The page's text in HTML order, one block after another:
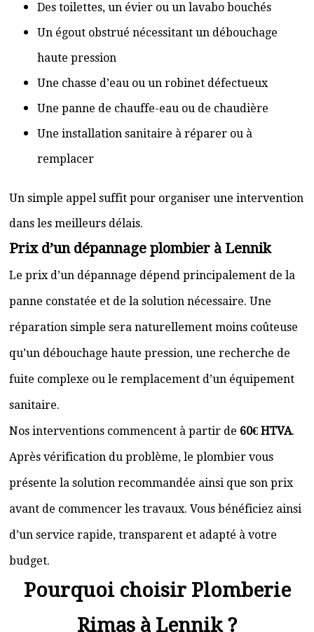
Des toilettes, un évier ou un lavabo bouchés
Un égout obstrué nécessitant un débouchage
haute pression
Une chasse d’eau ou un robinet défectueux
Une panne de chauffe-eau ou de chaudière
Une installation sanitaire à réparer ou à
remplacer
Un simple appel suffit pour organiser une intervention
dans les meilleurs délais.
Prix d’un dépannage plombier à Lennik
Le prix d’un dépannage dépend principalement de la
panne constatée et de la solution nécessaire. Une
réparation simple sera naturellement moins coûteuse
qu’un débouchage haute pression, une recherche de
fuite complexe ou le remplacement d’un équipement
sanitaire.
Nos interventions commencent à partir de 60€ HTVA.
Après vérification du problème, le plombier vous
présente la solution recommandée ainsi que son prix
avant de commencer les travaux. Vous bénéficiez ainsi
d’un service rapide, transparent et adapté à votre
budget.
Pourquoi choisir Plomberie
Rimas à Lennik ?